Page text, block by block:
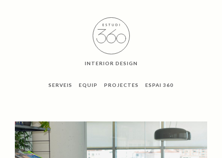
INTERIOR DESIGN
SERVEIS EQUIP PROJECTES ESPAI 360